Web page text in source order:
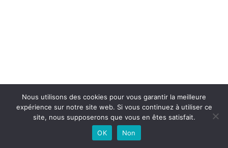
Nous utilisons des cookies pour vous garantir la meilleure
expérience sur notre site web. Si vous continuez à utiliser ce
site, nous supposerons que vous en êtes satisfait.
OK
Non